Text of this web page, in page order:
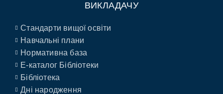
ВИКЛАДАЧУ
Стандарти вищої освіти
Навчальні плани
Нормативна база
E-каталог Бібліотеки
Бібліотека
Дні народження